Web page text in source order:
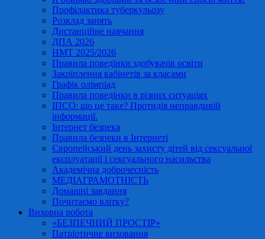
Профілактика туберкульозу
Розклад занять
Дистанційне навчання
ДПА 2026
НМТ 2025/2026
Правила поведінки здобувачів освіти
Закріплення кабінетів за класами
Графік олімпіад
Правила поведінки в різних ситуаціях
ІПСО: що це таке? Протидія неправдивій
інформації.
Інтернет безпека
Правила безпеки в Інтернеті
Європейський день захисту дітей від сексуальної
експлуатації і сексуального насильства
Академічна доброчесність
МЕДІАГРАМОТНІСТЬ
Домашні завдання
Почитаємо влітку?
Виховна робота
«БЕЗПЕЧНИЙ ПРОСТІР»
Патріотичне виховання